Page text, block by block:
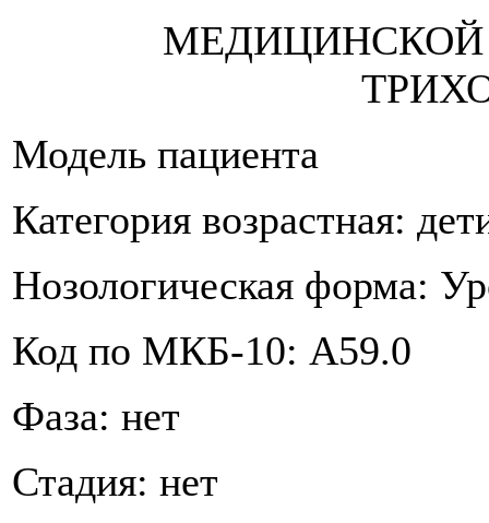
Модель пациента
Категория возрастная:
Нозологическая форма:
Код по МКБ-10: A59.0
Фаза: нет
Стадия: нет